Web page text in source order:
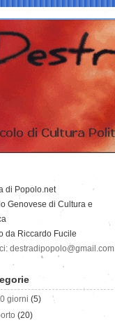
di Popolo.net
Genovese di Cultura e
da Riccardo Fucile
destradipopolo@gmail.com
giorni (5)
(20)